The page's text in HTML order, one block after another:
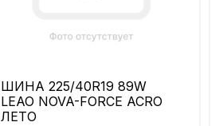
ШИНА 225/40R19 89W
LEAO NOVA-FORCE ACRO
ЛЕТО